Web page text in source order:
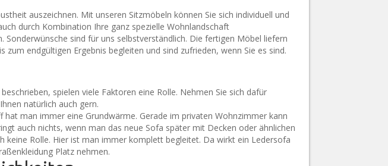
auszeichnen. Mit unseren Sitzmöbeln können Sie sich individuell und
durch Kombination Ihre ganz spezielle Wohnlandschaft
sind für uns selbstverständlich. Die fertigen Möbel liefern
endgültigen Ergebnis begleiten und sind zufrieden, wenn Sie es sind.
spielen viele Faktoren eine Rolle. Nehmen Sie sich dafür
natürlich auch gern.
man immer eine Grundwärme. Gerade im privaten Wohnzimmer kann
auch nichts, wenn man das neue Sofa später mit Decken oder ähnlichen
Rolle. Hier ist man immer komplett begleitet. Da wirkt ein Ledersofa
Platz nehmen.